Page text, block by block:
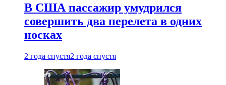
В США пассажир умудрился
совершить два перелета в одних
носках
2 года спустя2 года спустя